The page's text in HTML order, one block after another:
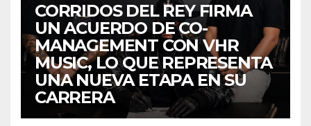
CORRIDOS DEL REY FIRMA
UN ACUERDO DE CO-
MANAGEMENT CON VHR
MUSIC, LO QUE REPRESENTA
UNA NUEVA ETAPA EN SU
CARRERA